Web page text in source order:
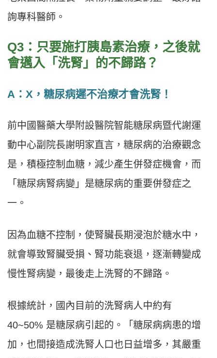
詢專科醫師。
Q3：只要施打胰島素治療，之後就
會邁入「洗腎」的不歸路？
A：X，糖尿病遲不治療才會洗腎！
前中國醫藥大學附設醫院智能糖尿病暨代謝運
動中心副院長謝明家直言，糖尿病的治療觀念
是，積極控制血糖，減少產生併發症機會，而
「糖尿病腎病變」是糖尿病的重要併發症之
一。
因為血糖不控制，使腎臟長期浸泡於糖水中，
就會導致腎臟受損、腎功能衰退，逐漸轉變成
慢性腎病變，最後走上洗腎的不歸路。
根據統計，國內目前的洗腎病人中約有
40~50% 是糖尿病引起的。「糖尿病病患的增
加，也間接造成洗腎人口也日益增多，其嚴重